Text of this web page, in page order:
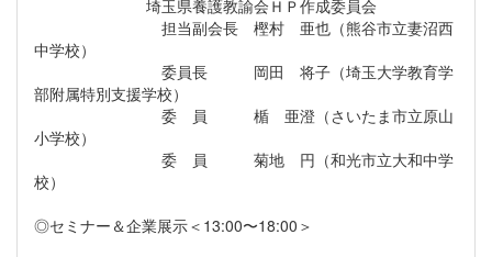
埼玉県養護教諭会ＨＰ作成委員会
担当副会長 樫村 亜也（熊谷市立妻沼西
中学校）
委員長 岡田 将子（埼玉大学教育学
部附属特別支援学校）
委 員 楯 亜澄（さいたま市立原山
小学校）
委 員 菊地 円（和光市立大和中学
校）
◎セミナー＆企業展示＜13:00〜18:00＞